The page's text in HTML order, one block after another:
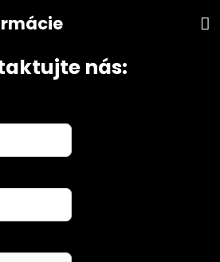
nás: